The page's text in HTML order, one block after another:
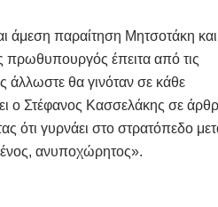
άμεση παραίτηση Μητσοτάκη και
πρωθυπουργός έπειτα από τις
άλλωστε θα γινόταν σε κάθε
ο Στέφανος Κασσελάκης σε
ότι γυρνάει στο στρατόπεδο
ανυποχώρητος».